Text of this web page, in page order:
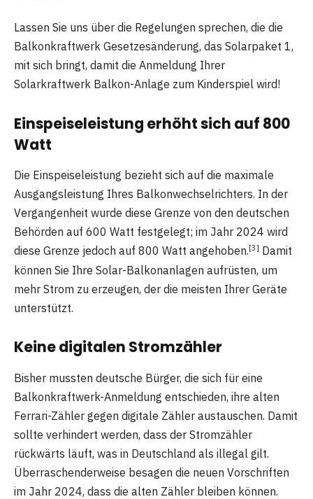
Lassen Sie uns über die Regelungen sprechen, die die
Balkonkraftwerk Gesetzesänderung, das Solarpaket 1,
mit sich bringt, damit die Anmeldung Ihrer
Solarkraftwerk Balkon-Anlage zum Kinderspiel wird!
Einspeiseleistung erhöht sich auf 800
Watt
Die Einspeiseleistung bezieht sich auf die maximale
Ausgangsleistung Ihres Balkonwechselrichters. In der
Vergangenheit wurde diese Grenze von den deutschen
Behörden auf 600 Watt festgelegt; im Jahr 2024 wird
diese Grenze jedoch auf 800 Watt angehoben.[3] Damit
können Sie Ihre Solar-Balkonanlagen aufrüsten, um
mehr Strom zu erzeugen, der die meisten Ihrer Geräte
unterstützt.
Keine digitalen Stromzähler
Bisher mussten deutsche Bürger, die sich für eine
Balkonkraftwerk-Anmeldung entschieden, ihre alten
Ferrari-Zähler gegen digitale Zähler austauschen. Damit
sollte verhindert werden, dass der Stromzähler
rückwärts läuft, was in Deutschland als illegal gilt.
Überraschenderweise besagen die neuen Vorschriften
im Jahr 2024, dass die alten Zähler bleiben können.